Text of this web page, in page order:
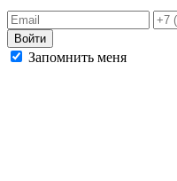
Запомнить меня